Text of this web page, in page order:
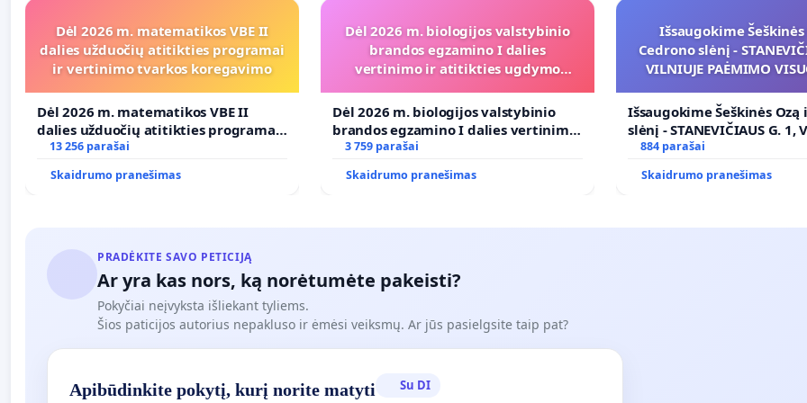
Dėl 2026 m. matematikos VBE II
dalies užduočių atitikties programai
ir vertinimo tvarkos koregavimo
Dėl 2026 m. matematikos VBE II
dalies užduočių atitikties programai
ir vertinimo tvarkos koregavimo
13 256 parašai
Skaidrumo pranešimas
Dėl 2026 m. biologijos valstybinio
brandos egzamino I dalies
vertinimo ir atitikties ugdymo
Dėl 2026 m. biologijos valstybinio
brandos egzamino I dalies vertinimo
ir atitikties ugdymo programai
3 759 parašai
Skaidrumo pranešimas
Išsaugokime
Cedrono slėnį -
VILNIUJE PAĖMIMO
PRITAIKYMO VIEŠAJAI
FUNKCIJAI
Išsaugokime Šeškinės Ozą
slėnį - STANEVIČIAUS G. 1,
PAĖMIMO VISUOMENĖS
VIEŠAJAI ŽELDYNŲ
884 parašai
Skaidrumo pranešimas
PRADĖKITE SAVO PETICIJĄ
Ar yra kas nors, ką norėtumėte pakeisti?
Pokyčiai neįvyksta išliekant tyliems.
Šios paticijos autorius nepakluso ir ėmėsi veiksmų. Ar jūs pasielgsite taip pat?
Apibūdinkite pokytį, kurį norite matyti Su DI